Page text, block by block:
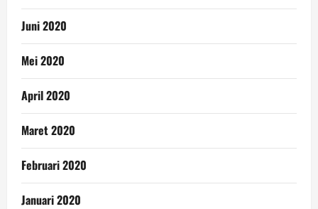
Juni 2020
Mei 2020
April 2020
Maret 2020
Februari 2020
Januari 2020